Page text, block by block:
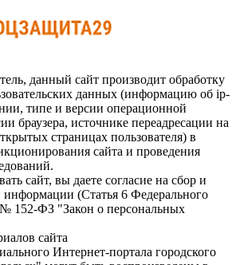
данный сайт производит обработку
данных (информацию об ip-
типе и версии операционной
браузера, источнике переадресации на
страницах пользователя) в
сайта и проведения
сайт, вы даете согласие на сбор и
информации (Статья 6 Федерального
№ 152-ФЗ "Закон о персональных
сайта
Интернет-портала городского